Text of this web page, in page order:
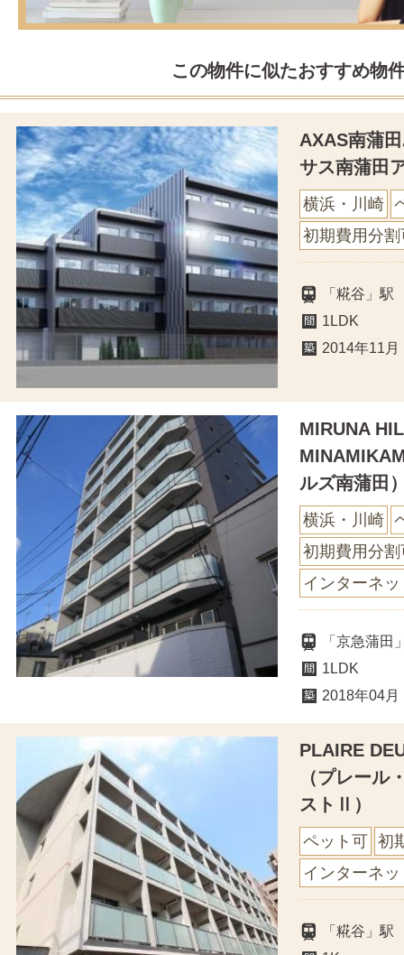
この物件に似たおすすめ物
AXAS南蒲
サス南蒲田
横浜・川崎
初期費用分割
「糀谷」
1LDK
2014年11月
MIRUNA
ルズ南蒲田
横浜・川崎
初期費用分割
インターネ
「京急蒲
1LDK
2018年04月
PLAIRE
（プレール
ストⅡ）
ペット可 初
インターネ
「糀谷」